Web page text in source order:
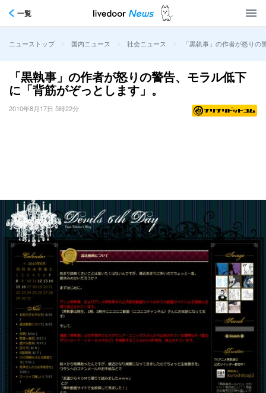
一覧
ニューストップ > 国内ニュース > 社会ニュース > 「黒執事」の作者が怒り
「黒執事」の作者が怒りの警告、モラル低下
に「背筋がぞっとします」。
2010年8月17日 5時22分